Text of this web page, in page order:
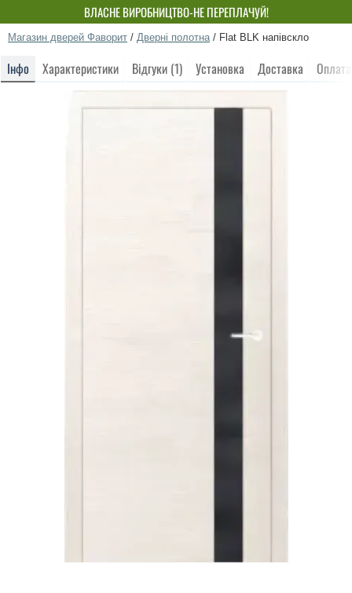
ВЛАСНЕ ВИРОБНИЦТВО-НЕ ПЕРЕПЛАЧУЙ!
Магазин дверей Фаворит / Дверні полотна / Flat BLK напівскло
Інфо Характеристики Відгуки (1) Установка Доставка Оплата